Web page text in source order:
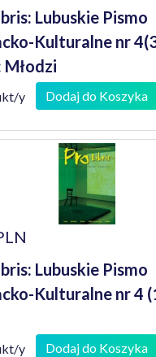
Lubuskie Pismo
Kulturalne nr
y Dodaj do Koszyka
Lubuskie Pismo
Kulturalne nr 4
y Dodaj do Koszyka